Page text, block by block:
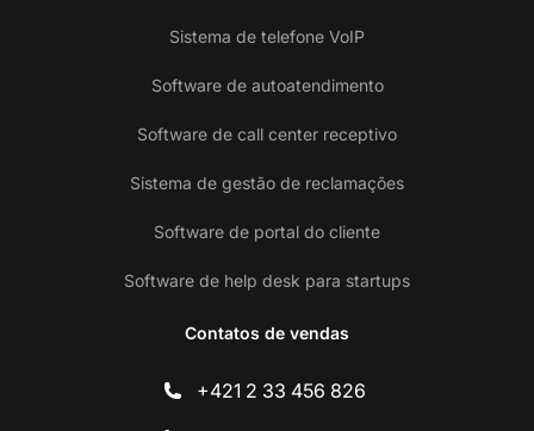
Sistema de telefone VoIP
Software de autoatendimento
Software de call center receptivo
Sistema de gestão de reclamações
Software de portal do cliente
Software de help desk para startups
Contatos de vendas
+421 2 33 456 826